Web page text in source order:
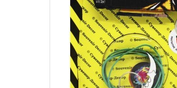
Детская косметика
Товары для праздника
Новогодние украшения
Детская мебель
Детская книга
Товары для маленьких детей
Уход и гигиена ребенка